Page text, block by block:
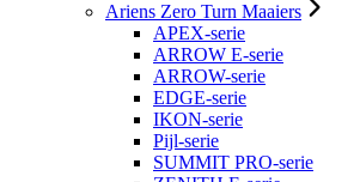
Ariens Zero Turn Maaiers
APEX-serie
ARROW E-serie
ARROW-serie
EDGE-serie
IKON-serie
Pijl-serie
SUMMIT PRO-serie